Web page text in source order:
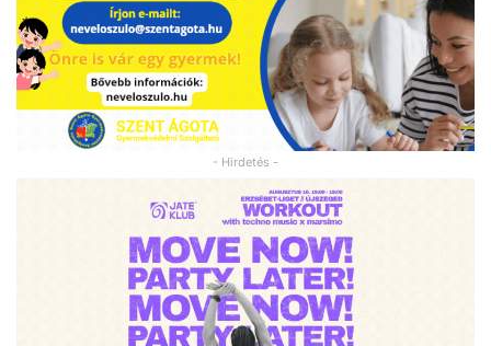
- Hirdetés -